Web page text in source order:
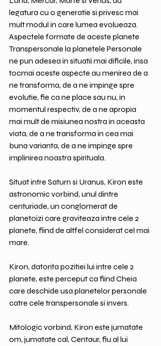
legatura cu o generatie si privesc mai
mult modul in care lumea evolueaza.
Aspectele formate de aceste planete
Transpersonale la planetele Personale
ne pun adesea in situatii mai dificile, insa
tocmai aceste aspecte au menirea de a
ne transforma, de a ne impinge spre
evolutie, fie ca ne place sau nu, in
momentul respectiv, de a ne apropia
mai mult de misiunea nostra in aceasta
viata, de a ne transforma in cea mai
buna varianta, de a ne impinge spre
implinirea noastra spirituala.
Situat intre Saturn si Uranus, Kiron este
astronomic vorbind, unul dintre
centuriade, un conglomerat de
planetoizi care graviteaza intre cele 2
planete, fiind de altfel considerat cel mai
mare.
Kiron, datorita pozitiei lui intre cele 2
planete, este perceput ca fiind Cheia
care deschide usa planetelor personale
catre cele transpersonale si invers.
Mitologic vorbind, Kiron este jumatate
om, jumatate cal, Centaur, fiu al lui